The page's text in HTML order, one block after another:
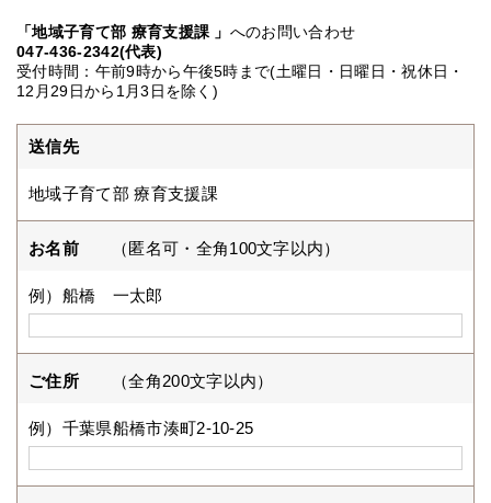
「地域子育て部 療育支援課 」 へのお問い合わせ
047-436-2342(代表)
受付時間：午前9時から午後5時まで(土曜日・日曜日・祝休日・
12月29日から1月3日を除く)
送信先
地域子育て部 療育支援課
お名前 （匿名可・全角100文字以内）
例）船橋 一太郎
ご住所 （全角200文字以内）
例）千葉県船橋市湊町2-10-25